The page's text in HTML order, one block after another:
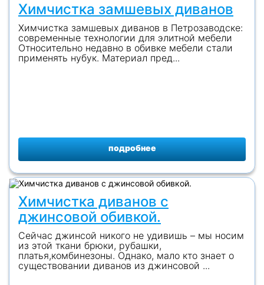
Химчистка замшевых диванов
Химчистка замшевых диванов в Петрозаводске:
современные технологии для элитной мебели
Относительно недавно в обивке мебели стали
применять нубук. Материал пред...
подробнее
Химчистка диванов с
джинсовой обивкой.
Сейчас джинсой никого не удивишь – мы носим
из этой ткани брюки, рубашки,
платья,комбинезоны. Однако, мало кто знает о
существовании диванов из джинсовой ...